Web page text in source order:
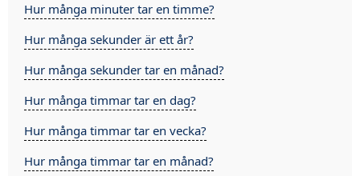
Hur många minuter tar en timme?
Hur många sekunder är ett år?
Hur många sekunder tar en månad?
Hur många timmar tar en dag?
Hur många timmar tar en vecka?
Hur många timmar tar en månad?